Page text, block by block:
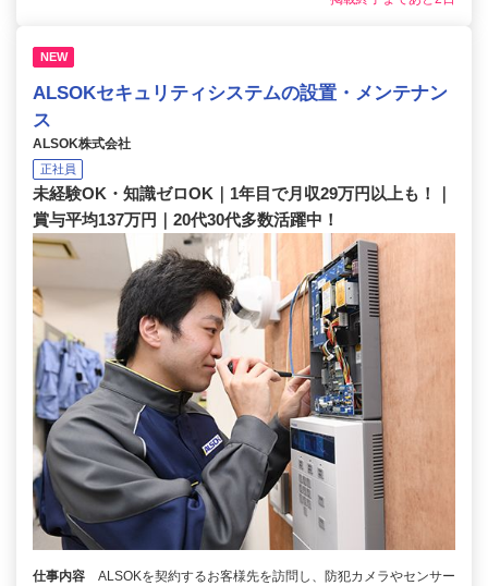
NEW
ALSOKセキュリティシステムの設置・メンテナン
ス
ALSOK株式会社
正社員
未経験OK・知識ゼロOK｜1年目で月収29万円以上も！｜
賞与平均137万円｜20代30代多数活躍中！
仕事内容
ALSOKを契約するお客様先を訪問し、防犯カメラやセンサー